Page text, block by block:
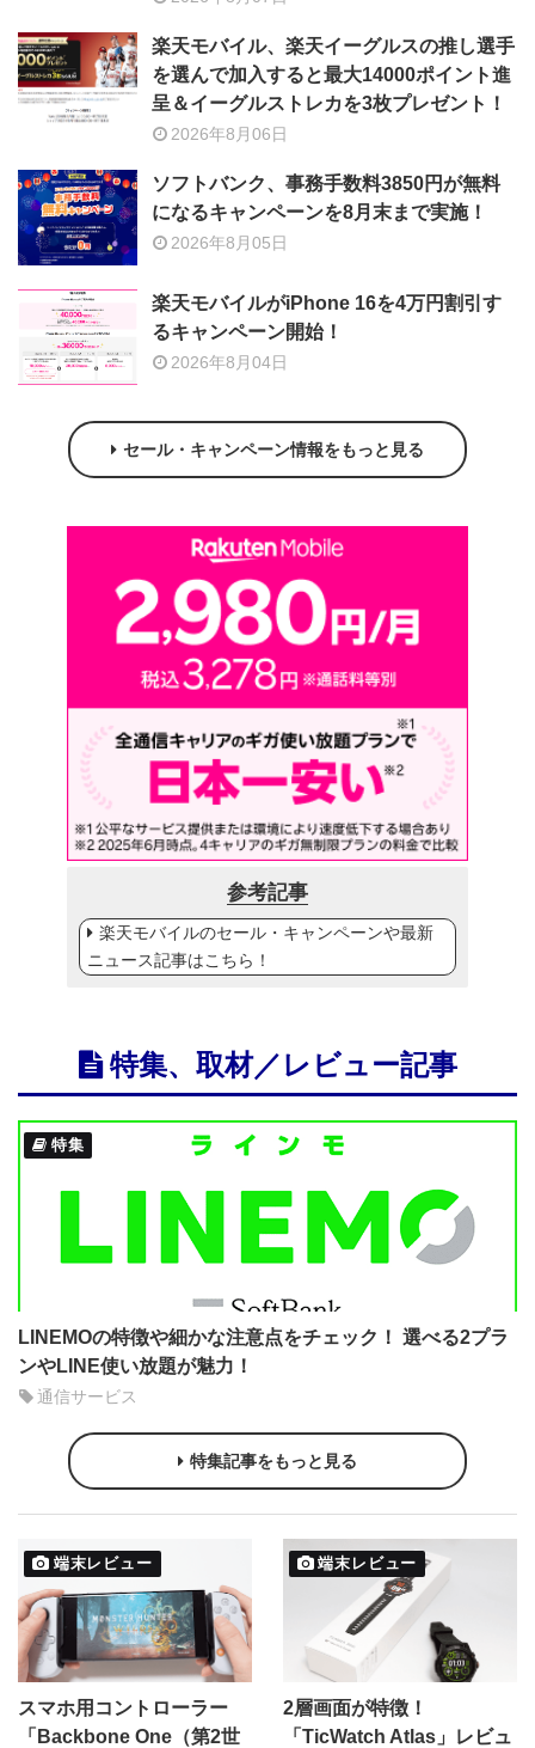
楽天モバイル、楽天イーグルスの推し選手
を選んで加入すると最大14000ポイント進
呈＆イーグルストレカを3枚プレゼント！
2026年8月06日
ソフトバンク、事務手数料3850円が無料
になるキャンペーンを8月末まで実施！
2026年8月05日
楽天モバイルがiPhone 16を4万円割引す
るキャンペーン開始！
2026年8月04日
セール・キャンペーン情報をもっと見る
参考記事
楽天モバイルのセール・キャンペーンや最新
ニュース記事はこちら！
特集、取材／レビュー記事
特集
LINEMOの特徴や細かな注意点をチェック！ 選べる2プラ
ンやLINE使い放題が魅力！
通信サービス
特集記事をもっと見る
端末レビュー
スマホ用コントローラー
「Backbone One（第2世
端末レビュー
2層画面が特徴！
「TicWatch Atlas」レビュ